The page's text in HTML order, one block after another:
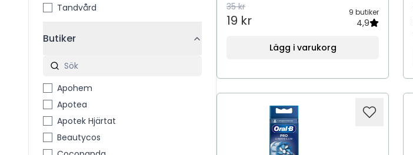
Tandvård
Butiker
Apohem
Apotea
Apotek Hjärtat
Beautycos
35 kr
19 kr
9 butiker
4,9
Lägg i varukorg